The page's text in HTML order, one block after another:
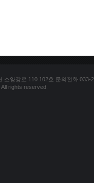
소양강로 110 102호 문의전화 033-
rights reserved.